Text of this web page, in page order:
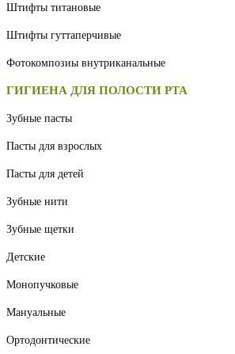
Штифты титановые
Штифты гуттаперчивые
Фотокомпозиы внутриканальные
ГИГИЕНА ДЛЯ ПОЛОСТИ РТА
Зубные пасты
Пасты для взрослых
Пасты для детей
Зубные нити
Зубные щетки
Детские
Монопучковые
Мануальные
Ортодонтические